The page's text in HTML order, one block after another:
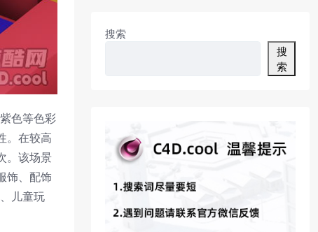
色等色彩
。在较高
。该场景
饰、配饰
儿童玩
搜索
搜
索